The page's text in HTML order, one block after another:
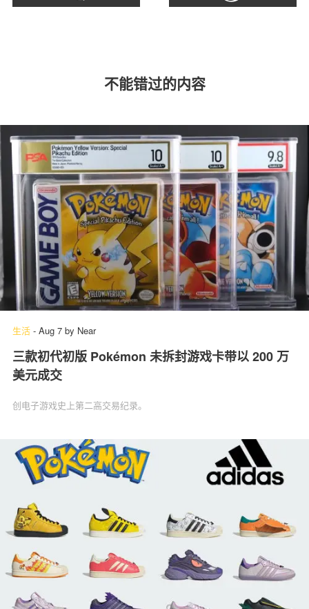
不能错过的内容
生活 - Aug 7 by Near
三款初代初版 Pokémon 未拆封游戏卡带以 200 万
美元成交
创电子游戏史上第二高交易纪录。